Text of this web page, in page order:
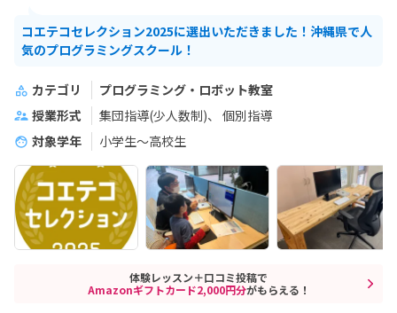
コエテコセレクション2025に選出いただきました！沖縄県で人
気のプログラミングスクール！
カテゴリ
プログラミング・ロボット教室
授業形式
集団指導(少人数制)
個別指導
対象学年
小学生～高校生
体験レッスン＋口コミ投稿で
Amazonギフトカード2,000円分がもらえる！